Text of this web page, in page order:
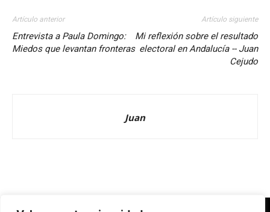
Artículo anterior
Entrevista a Paula Domingo:
Miedos que levantan fronteras
Artículo siguiente
Mi reflexión sobre el resultado
electoral en Andalucía -- Juan
Cejudo
Juan